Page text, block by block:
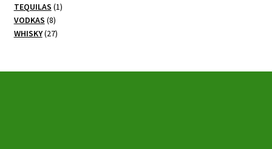
produtos
TEQUILAS 11
VODKAS 88
produtos
WHISKY 2727